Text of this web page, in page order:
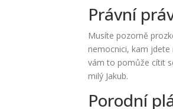
Právní
Musíte pozorně
nemocnici, kam
vám to pomůže cítit
milý Jakub.
Porodní